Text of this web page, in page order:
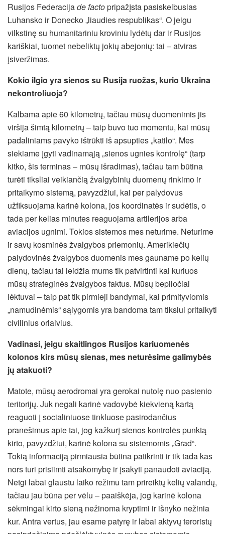
Rusijos Federacijade factopripažįsta pasiskelbusias
Luhansko ir Donecko „liaudies respublikas“. O jeigu
vilkstinę su humanitariniu kroviniu lydėtų dar ir Rusijos
kariškiai, tuomet nebeliktų jokių abejonių: tai – atviras
įsiveržimas.
Kokio ilgio yra sienos su Rusija ruožas, kurio Ukraina
nekontroliuoja?
Kalbama apie 60 kilometrų, tačiau mūsų duomenimis jis
viršija šimtą kilometrų – taip buvo tuo momentu, kai mūsų
padaliniams pavyko ištrūkti iš apsupties „katilo“. Mes
siekiame įgyti vadinamąją „sienos ugnies kontrolę“ (tarp
kitko, šis terminas – mūsų išradimas), tačiau tam būtina
turėti tiksliai veikiančią žvalgybinių duomenų rinkimo ir
pritaikymo sistemą, pavyzdžiui, kai per palydovus
užfiksuojama karinė kolona, jos koordinatės ir sudėtis, o
tada per kelias minutes reaguojama artilerijos arba
aviacijos ugnimi. Tokios sistemos mes neturime. Neturime
ir savų kosminės žvalgybos priemonių. Amerikiečių
palydovinės žvalgybos duomenis mes gauname po kelių
dienų, tačiau tai leidžia mums tik patvirtinti kai kuriuos
mūsų strateginės žvalgybos faktus. Mūsų bepiločiai
lėktuvai – taip pat tik pirmieji bandymai, kai primityviomis
„namudinėmis“ sąlygomis yra bandoma tam tikslui pritaikyti
civilinius orlaivius.
Vadinasi, jeigu skaitlingos Rusijos kariuomenės
kolonos kirs mūsų sienas, mes neturėsime galimybės
jų atakuoti?
Matote, mūsų aerodromai yra gerokai nutolę nuo pasienio
teritorijų. Juk negali karinė vadovybė kiekvieną kartą
reaguoti į socialiniuose tinkluose pasirodančius
pranešimus apie tai, jog kažkurį sienos kontrolės punktą
kirto, pavyzdžiui, karinė kolona su sistemomis „Grad“.
Tokią informaciją pirmiausia būtina patikrinti ir tik tada kas
nors turi prisiimti atsakomybę ir įsakyti panaudoti aviaciją.
Netgi labai glaustu laiko režimu tam prireiktų kelių valandų,
tačiau jau būna per vėlu – paaiškėja, jog karinė kolona
sėkmingai kirto sieną nežinoma kryptimi ir išnyko nežinia
kur. Antra vertus, jau esame patyrę ir labai aktyvų teroristų